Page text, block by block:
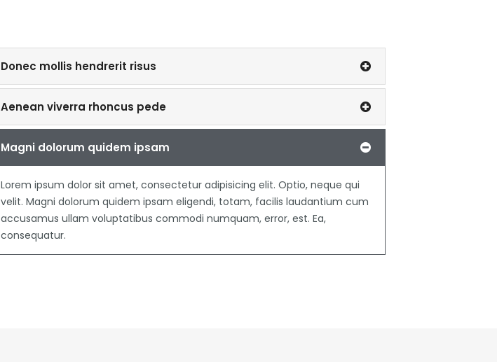
Donec mollis hendrerit risus
Aenean viverra rhoncus pede
Magni dolorum quidem ipsam
Lorem ipsum dolor sit amet, consectetur adipisicing elit. Optio, neque qui
velit. Magni dolorum quidem ipsam eligendi, totam, facilis laudantium cum
accusamus ullam voluptatibus commodi numquam, error, est. Ea,
consequatur.